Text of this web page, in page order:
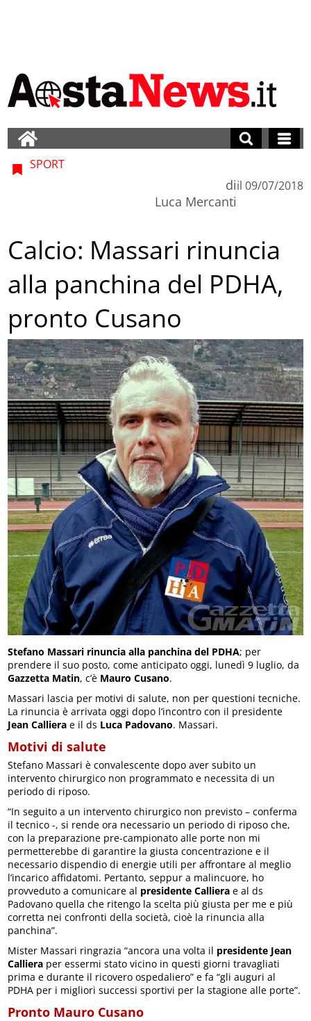
SPORT
di
Luca Mercanti
il 09/07/2018
Calcio: Massari rinuncia
alla panchina del PDHA,
pronto Cusano
Stefano Massari rinuncia alla panchina del PDHA; per
prendere il suo posto, come anticipato oggi, lunedì 9 luglio, da
Gazzetta Matin, c’è Mauro Cusano.
Massari lascia per motivi di salute, non per questioni tecniche.
La rinuncia è arrivata oggi dopo l’incontro con il presidente
Jean Calliera e il ds Luca Padovano. Massari.
Motivi di salute
Stefano Massari è convalescente dopo aver subito un
intervento chirurgico non programmato e necessita di un
periodo di riposo.
“In seguito a un intervento chirurgico non previsto – conferma
il tecnico -, si rende ora necessario un periodo di riposo che,
con la preparazione pre-campionato alle porte non mi
permetterebbe di garantire la giusta concentrazione e il
necessario dispendio di energie utili per affrontare al meglio
l’incarico affidatomi. Pertanto, seppur a malincuore, ho
provveduto a comunicare al presidente Calliera e al ds
Padovano quella che ritengo la scelta più giusta per me e più
corretta nei confronti della società, cioè la rinuncia alla
panchina”.
Mister Massari ringrazia “ancora una volta il presidente Jean
Calliera per essermi stato vicino in questi giorni travagliati
prima e durante il ricovero ospedaliero” e fa “gli auguri al
PDHA per i migliori successi sportivi per la stagione alle porte”.
Pronto Mauro Cusano